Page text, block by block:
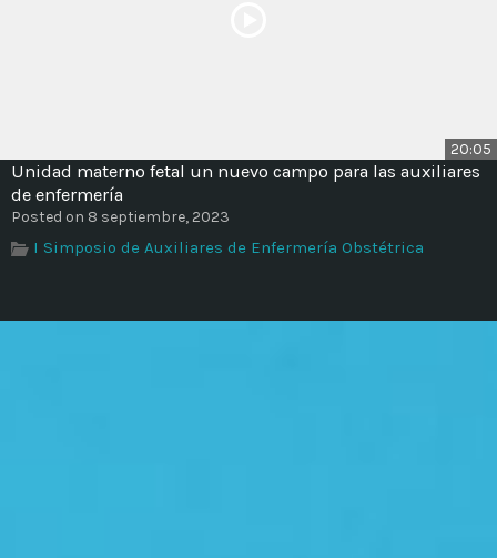
20:05
Unidad materno fetal un nuevo campo para las auxiliares
de enfermería
Posted on 8 septiembre, 2023
I Simposio de Auxiliares de Enfermería Obstétrica